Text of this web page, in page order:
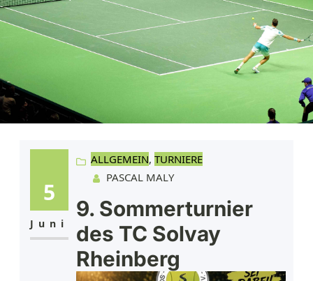
5
Juni
ALLGEMEIN, TURNIERE
PASCAL MALY
9. Sommerturnier
des TC Solvay
Rheinberg